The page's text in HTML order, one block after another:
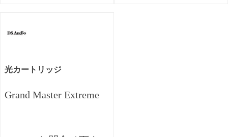
光カートリッジ
Grand Master Extreme